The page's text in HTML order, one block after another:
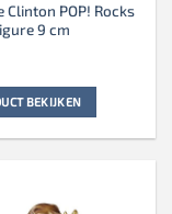
Clinton POP! Rocks
9 cm
BEKIJKEN